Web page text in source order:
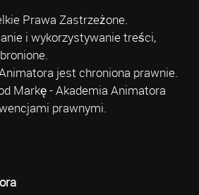
Prawa Zastrzeżone.
i wykorzystywanie treści,
jest chroniona prawnie.
Markę - Akademia Animatora
prawnymi.